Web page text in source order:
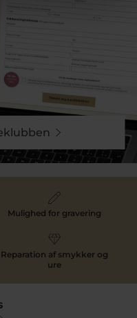
Mulighed for gravering
Reparation af smykker og
ure